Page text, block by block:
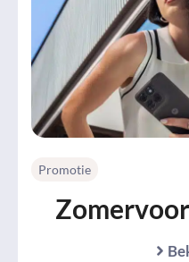
Promotie